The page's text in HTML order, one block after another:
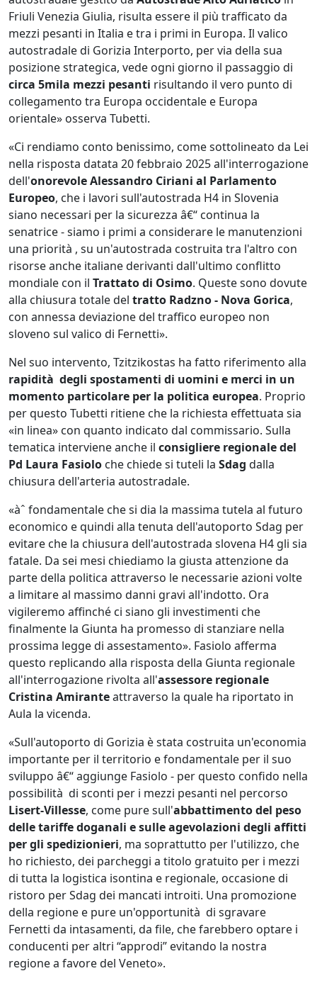
Friuli Venezia Giulia, risulta essere il più trafficato da
mezzi pesanti in Italia e tra i primi in Europa. Il valico
autostradale di Gorizia Interporto, per via della sua
posizione strategica, vede ogni giorno il passaggio di
circa 5mila mezzi pesanti risultando il vero punto di
collegamento tra Europa occidentale e Europa
orientale» osserva Tubetti.
«Ci rendiamo conto benissimo, come sottolineato da Lei
nella risposta datata 20 febbraio 2025 all'interrogazione
dell'onorevole Alessandro Ciriani al Parlamento
Europeo, che i lavori sull'autostrada H4 in Slovenia
siano necessari per la sicurezza â€“ continua la
senatrice - siamo i primi a considerare le manutenzioni
una priorità , su un'autostrada costruita tra l'altro con
risorse anche italiane derivanti dall'ultimo conflitto
mondiale con il Trattato di Osimo. Queste sono dovute
alla chiusura totale del tratto Radzno - Nova Gorica,
con annessa deviazione del traffico europeo non
sloveno sul valico di Fernetti».
Nel suo intervento, Tzitzikostas ha fatto riferimento alla
rapidità degli spostamenti di uomini e merci in un
momento particolare per la politica europea. Proprio
per questo Tubetti ritiene che la richiesta effettuata sia
«in linea» con quanto indicato dal commissario. Sulla
tematica interviene anche il consigliere regionale del
Pd Laura Fasiolo che chiede si tuteli la Sdag dalla
chiusura dell'arteria autostradale.
«àˆ fondamentale che si dia la massima tutela al futuro
economico e quindi alla tenuta dell'autoporto Sdag per
evitare che la chiusura dell'autostrada slovena H4 gli sia
fatale. Da sei mesi chiediamo la giusta attenzione da
parte della politica attraverso le necessarie azioni volte
a limitare al massimo danni gravi all'indotto. Ora
vigileremo affinché ci siano gli investimenti che
finalmente la Giunta ha promesso di stanziare nella
prossima legge di assestamento». Fasiolo afferma
questo replicando alla risposta della Giunta regionale
all'interrogazione rivolta all'assessore regionale
Cristina Amiranteattraverso la quale ha riportato in
Aula la vicenda.
«Sull'autoporto di Gorizia è stata costruita un'economia
importante per il territorio e fondamentale per il suo
sviluppo â€“ aggiunge Fasiolo - per questo confido nella
possibilità di sconti per i mezzi pesanti nel percorso
Lisert-Villesse, come pure sull'abbattimento del peso
delle tariffe doganali e sulle agevolazioni degli affitti
per gli spedizionieri, ma soprattutto per l'utilizzo, che
ho richiesto, dei parcheggi a titolo gratuito per i mezzi
di tutta la logistica isontina e regionale, occasione di
ristoro per Sdag dei mancati introiti. Una promozione
della regione e pure un'opportunità di sgravare
Fernetti da intasamenti, da file, che farebbero optare i
conducenti per altri “approdi” evitando la nostra
regione a favore del Veneto».